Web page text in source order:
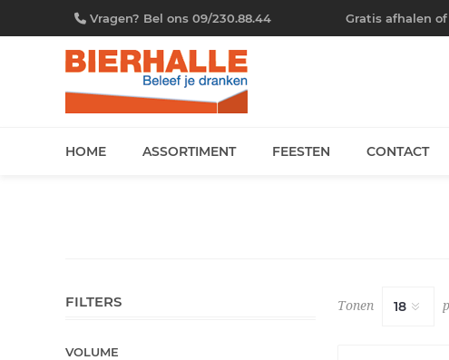
Vragen? Bel ons 09/230.88.44 Gratis afhalen
HOME ASSORTIMENT FEESTEN CONTACT
Tonen
FILTERS
VOLUME